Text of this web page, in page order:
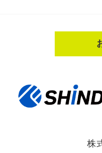
株